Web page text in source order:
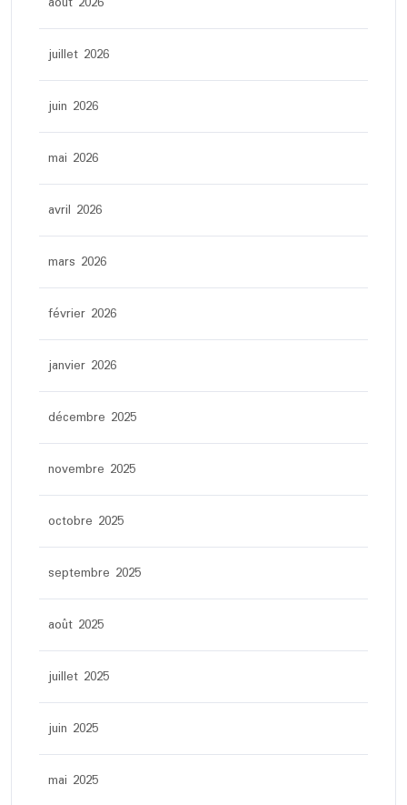
juillet 2026
juin 2026
mai 2026
avril 2026
mars 2026
février 2026
janvier 2026
décembre 2025
novembre 2025
octobre 2025
septembre 2025
août 2025
juillet 2025
juin 2025
mai 2025